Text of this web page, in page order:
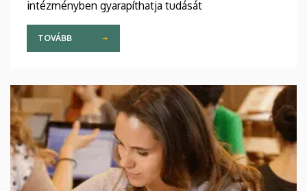
intézményben gyarapíthatja tudását
TOVÁBB